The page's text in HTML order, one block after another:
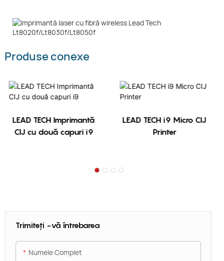
Produse conexe
LEAD TECH Imprimantă
CIJ cu două capuri i9
LEAD TECH i9 Micro CIJ
Printer
Trimiteți -vă întrebarea
Numele Complet